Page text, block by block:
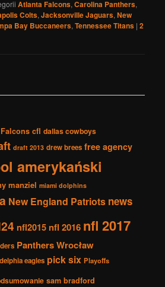
Atlanta Falcons,Carolina Panthers,
Colts,Jacksonville Jaguars,New
Bay Buccaneers,Tennessee Titans |2
cfl dallas cowboys
draft 2013 drew brees free agency
amerykański
manziel miami dolphins
New England Patriots news
nfl2015 nfl 2016 nfl 2017
Panthers Wrocław
eagles pick six Playoffs
sam bradford